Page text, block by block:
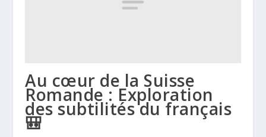
Au cœur de la Suisse
Romande : Exploration
des subtilités du français
🎒